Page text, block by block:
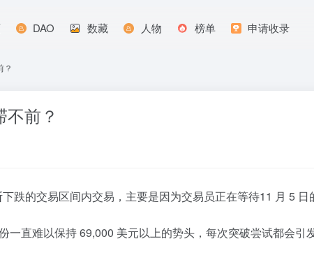
DAO 数藏 人物 榜单 申请收录
？
前？
跌的交易区间内交易，主要是因为交易员正在等待11 月 5 日
一直难以保持 69,000 美元以上的势头，每次突破尝试都会引